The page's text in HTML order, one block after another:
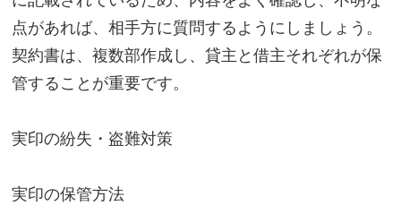
点があれば、相手方に質問するようにしましょう。
契約書は、複数部作成し、貸主と借主それぞれが保
管することが重要です。
実印の紛失・盗難対策
実印の保管方法